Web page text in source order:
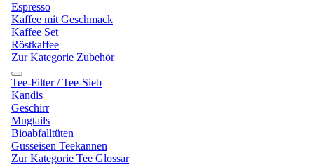
Espresso
Kaffee mit Geschmack
Kaffee Set
Röstkaffee
Zur Kategorie Zubehör
Tee-Filter / Tee-Sieb
Kandis
Geschirr
Mugtails
Bioabfalltüten
Gusseisen Teekannen
Zur Kategorie Tee Glossar